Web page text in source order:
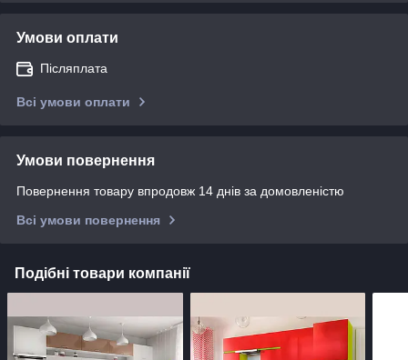
Умови оплати
Післяплата
Всі умови оплати
Умови повернення
Повернення товару впродовж 14 днів за домовленістю
Всі умови повернення
Подібні товари компанії